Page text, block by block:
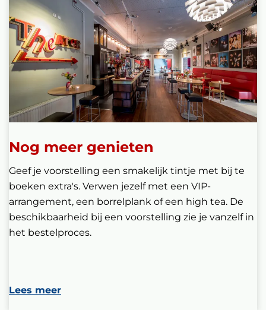
Nog meer genieten
Geef je voorstelling een smakelijk tintje met bij te
boeken extra's. Verwen jezelf met een VIP-
arrangement, een borrelplank of een high tea. De
beschikbaarheid bij een voorstelling zie je vanzelf in
het bestelproces.
Lees meer